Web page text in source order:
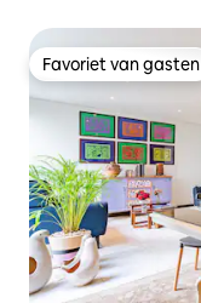
Favoriet van gasten
Favoriet van gasten